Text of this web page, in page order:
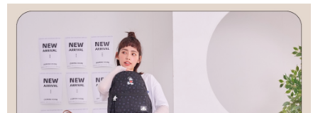
3.實際核准額度、可分期數及費用金額請依後續交易確認頁面所載為準。
4.訂單成立30分鐘內，如未前往確認交易或遇審核未通過，訂單將自動取
消。如遇「轉專審核」未通過狀況，表示未達大哥付你分期系統評分，恕無
法說明評估內容。
【繳款方式說明】
1.分期款項不併入電信帳單，「大哥付你分期」於每月結算日後寄送繳費提
醒簡訊。
2.透過簡訊連結打開帳單後，可選擇「超商條碼／台灣大直營門市／銀行轉
帳／街口支付／iPASS MONEY」等通路繳費。
便利好安心！
１．簡單：不需註冊會員、不需綁卡、不需儲值。
２．便利：只要手機號碼，簡訊認證，即可結帳。
３．安心：先確認商品／服務後，再付款。
【「AFTEE先享後付」結帳流程】
１．於結帳方式選擇「AFTEE先享後付」後，將跳轉至「AFTEE先享後付」
結帳頁面，進行簡訊認證並確認金額後，即可完成結帳。
全家取貨付款
每筆NT$80，滿NT$1,000(含以上)免運費
付款後全家取貨